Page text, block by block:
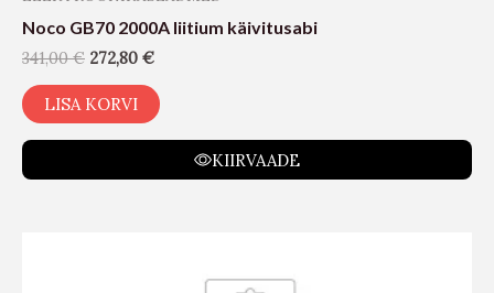
Noco GB70 2000A liitium käivitusabi
341,00€ 272,80 €
LISA KORVI
KIIRVAADE